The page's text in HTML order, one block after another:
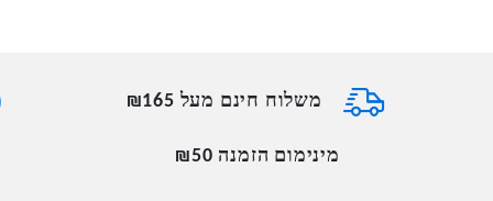
משלוח חינם מעל ₪165
מינימום הזמנה ₪50